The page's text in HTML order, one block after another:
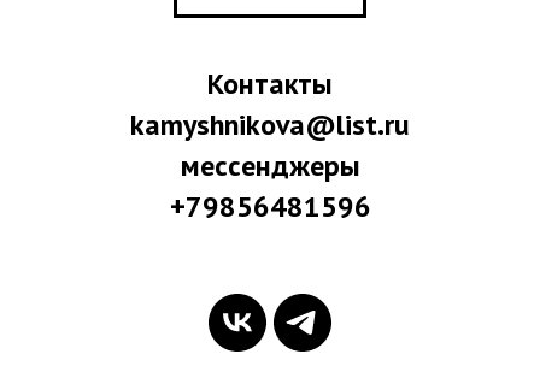
Контакты
kamyshnikova@list.ru
мессенджеры
+79856481596